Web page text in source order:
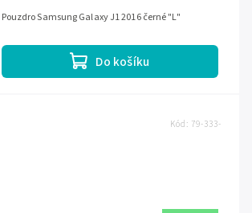
Do košíku
Pouzdro Samsung Galaxy J1 2016 černé "L"
Kód: 79-333-